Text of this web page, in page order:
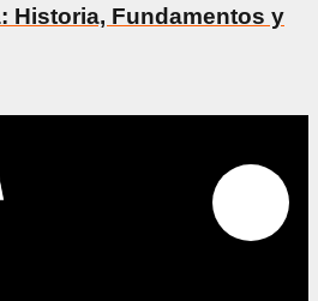
Historia, Fundamentos y